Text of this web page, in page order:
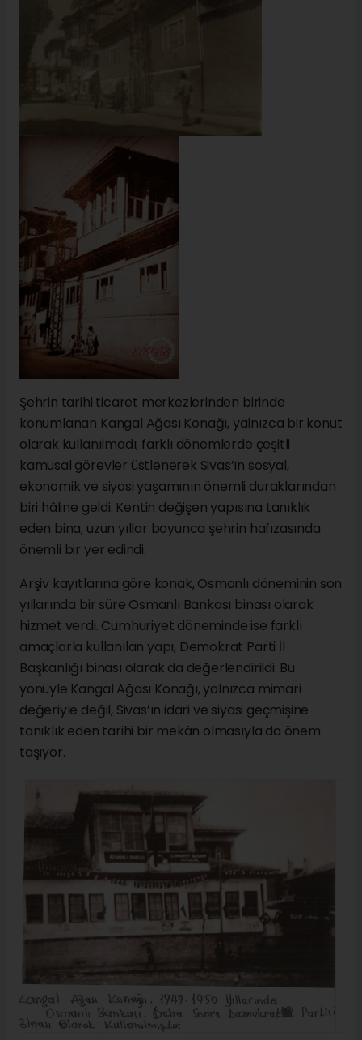
Şehrin tarihi ticaret merkezlerinden birinde
konumlanan Kangal Ağası Konağı, yalnızca bir konut
olarak kullanılmadı; farklı dönemlerde çeşitli
kamusal görevler üstlenerek Sivas’ın sosyal,
ekonomik ve siyasi yaşamının önemli duraklarından
biri hâline geldi. Kentin değişen yapısına tanıklık
eden bina, uzun yıllar boyunca şehrin hafızasında
önemli bir yer edindi.
Arşiv kayıtlarına göre konak, Osmanlı döneminin son
yıllarında bir süre Osmanlı Bankası binası olarak
hizmet verdi. Cumhuriyet döneminde ise farklı
amaçlarla kullanılan yapı, Demokrat Parti İl
Başkanlığı binası olarak da değerlendirildi. Bu
yönüyle Kangal Ağası Konağı, yalnızca mimari
değeriyle değil, Sivas’ın idari ve siyasi geçmişine
tanıklık eden tarihi bir mekân olmasıyla da önem
taşıyor.